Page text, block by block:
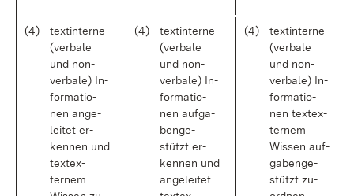
(4)
text­in­ter­ne
(ver­ba­le
und non­
ver­ba­le) In­
for­ma­tio­
nen an­ge­
lei­tet er­
ken­nen und
text­ex­
ternem
(4)
text­in­ter­ne
(ver­ba­le
und non­
ver­ba­le) In­
for­ma­tio­
nen auf­ga­
ben­ge­
stützt er­
ken­nen und
an­ge­lei­tet
(4)
text­in­ter­ne
(ver­ba­le
und non­
ver­ba­le) In­
for­ma­tio­
nen text­ex­
ternem
Wis­sen auf­
ga­ben­ge­
stützt zu­